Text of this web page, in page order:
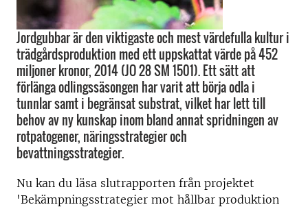
Jordgubbar är den viktigaste och mest värdefulla kultur i
trädgårdsproduktion med ett uppskattat värde på 452
miljoner kronor, 2014 (JO 28 SM 1501). Ett sätt att
förlänga odlingssäsongen har varit att börja odla i
tunnlar samt i begränsat substrat, vilket har lett till
behov av ny kunskap inom bland annat spridningen av
rotpatogener, näringsstrategier och
bevattningsstrategier.
Nu kan du läsa slutrapporten från projektet
'Bekämpningsstrategier mot hållbar produktion